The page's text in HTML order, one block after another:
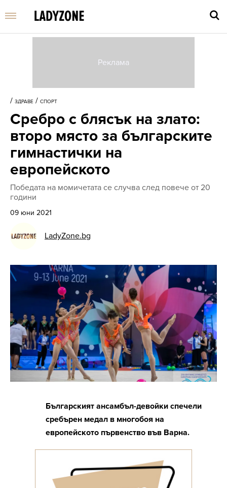
Enter
/ ЗДРАВЕ / СПОРТ
Сребро с блясък на злато:
второ място за българските
гимнастички на
европейското
Победата на момичетата се случва след повече от 20
години
09 юни 2021
LadyZone.bg
Българският ансамбъл-девойки спечели
сребърен медал в многобоя на
европейското първенство във Варна.